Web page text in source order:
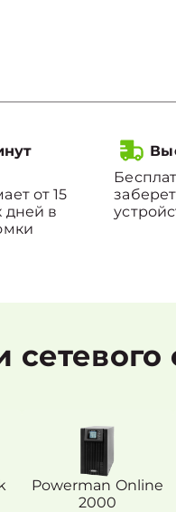
от 15
дней в
Powerman Online
2000